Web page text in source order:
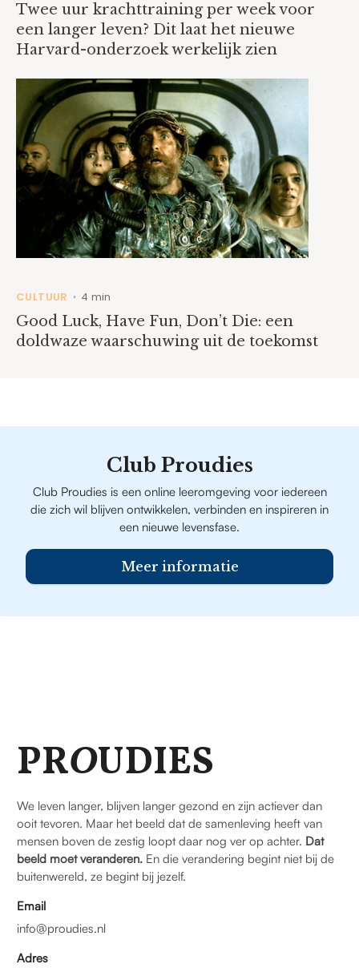
Twee uur krachttraining per week voor
een langer leven? Dit laat het nieuwe
Harvard-onderzoek werkelijk zien
CULTUUR • 4 min
Good Luck, Have Fun, Don’t Die: een
doldwaze waarschuwing uit de toekomst
Club Proudies
Club Proudies is een online leeromgeving voor iedereen
die zich wil blijven ontwikkelen, verbinden en inspireren in
een nieuwe levensfase.
Meer informatie
PROUDIES
We leven langer, blijven langer gezond en zijn actiever dan
ooit tevoren. Maar het beeld dat de samenleving heeft van
mensen boven de zestig loopt daar nog ver op achter. Dat
beeld moet veranderen. En die verandering begint niet bij de
buitenwereld, ze begint bij jezelf.
Email
info@proudies.nl
Adres